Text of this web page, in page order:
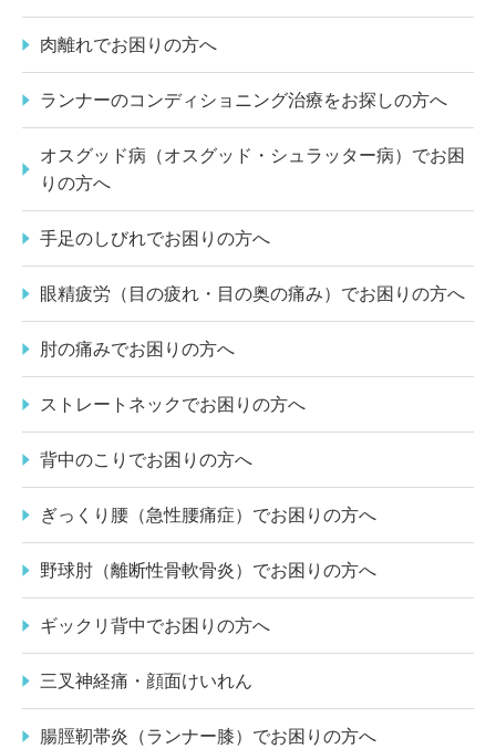
肉離れでお困りの方へ
ランナーのコンディショニング治療をお探しの方へ
オスグッド病（オスグッド・シュラッター病）でお困
りの方へ
手足のしびれでお困りの方へ
眼精疲労（目の疲れ・目の奥の痛み）でお困りの方へ
肘の痛みでお困りの方へ
ストレートネックでお困りの方へ
背中のこりでお困りの方へ
ぎっくり腰（急性腰痛症）でお困りの方へ
野球肘（離断性骨軟骨炎）でお困りの方へ
ギックリ背中でお困りの方へ
三叉神経痛・顔面けいれん
腸脛靭帯炎（ランナー膝）でお困りの方へ